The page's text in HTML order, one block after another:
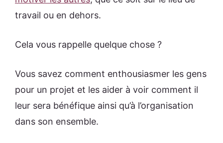
travail ou en dehors.
Cela vous rappelle quelque chose ?
Vous savez comment enthousiasmer les gens
pour un projet et les aider à voir comment il
leur sera bénéfique ainsi qu’à l’organisation
dans son ensemble.